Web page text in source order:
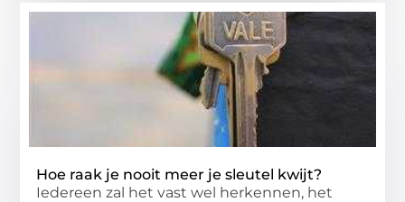
Hoe raak je nooit meer je sleutel kwijt?
Iedereen zal het vast wel herkennen, het